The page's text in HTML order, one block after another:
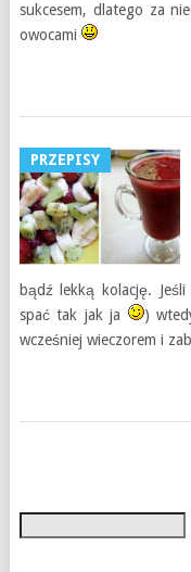
sukcesem, dlatego za
owocami
PRZEPISY
bądź lekką kolację.
spać tak jak ja
)
wcześniej wieczorem i